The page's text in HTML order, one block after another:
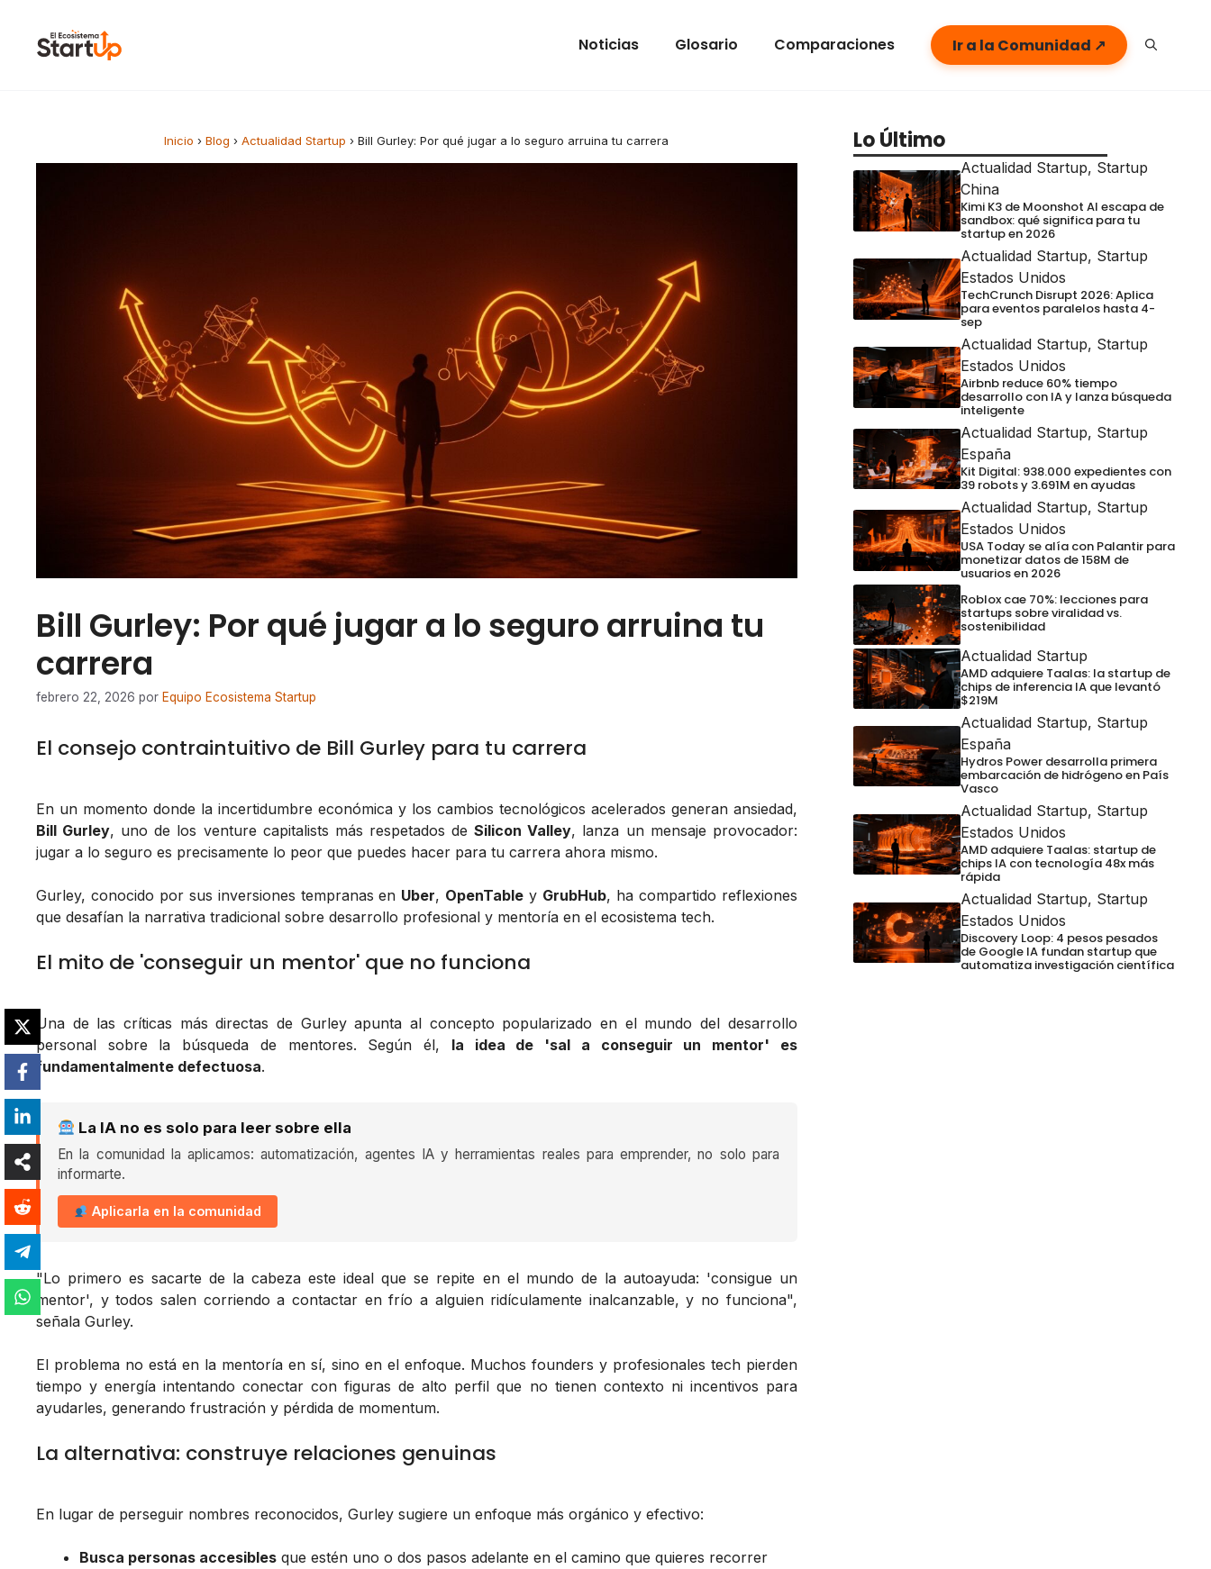
Noticias Glosario Comparaciones Ir a la Comunidad ↗
Inicio › Blog › Actualidad Startup › Bill Gurley: Por qué jugar a lo seguro arruina tu carrera
Bill Gurley: Por qué jugar a lo seguro arruina tu
carrera
febrero 22, 2026 por Equipo Ecosistema Startup
El consejo contraintuitivo de Bill Gurley para tu carrera
En un momento donde la incertidumbre económica y los cambios tecnológicos acelerados generan ansiedad,
Bill Gurley, uno de los venture capitalists más respetados deSilicon Valley, lanza un mensaje provocador:
jugar a lo seguro es precisamente lo peor que puedes hacer para tu carrera ahora mismo.
Gurley, conocido por sus inversiones tempranas en Uber, OpenTable y GrubHub, ha compartido reflexiones
que desafían la narrativa tradicional sobre desarrollo profesional y mentoría en el ecosistema tech.
El mito de 'conseguir un mentor' que no funciona
Una de las críticas más directas de Gurley apunta al concepto popularizado en el mundo del desarrollo
personal sobre la búsqueda de mentores. Según él, la idea de 'sal a conseguir un mentor' es
fundamentalmente defectuosa.
La IA no es solo para leer sobre ella
En la comunidad la aplicamos: automatización, agentes IA y herramientas reales para emprender, no solo para
informarte.
Aplicarla en la comunidad
"Lo primero es sacarte de la cabeza este ideal que se repite en el mundo de la autoayuda: 'consigue un
mentor', y todos salen corriendo a contactar en frío a alguien ridículamente inalcanzable, y no funciona",
señala Gurley.
El problema no está en la mentoría en sí, sino en el enfoque. Muchos founders y profesionales tech pierden
tiempo y energía intentando conectar con figuras de alto perfil que no tienen contexto ni incentivos para
ayudarles, generando frustración y pérdida de momentum.
La alternativa: construye relaciones genuinas
En lugar de perseguir nombres reconocidos, Gurley sugiere un enfoque más orgánico y efectivo:
Busca personas accesibles que estén uno o dos pasos adelante en el camino que quieres recorrer
Lo Último
Actualidad Startup, Startup
China
Kimi K3 de Moonshot AI escapa de
sandbox: qué significa para tu
startup en 2026
Actualidad Startup, Startup
Estados Unidos
TechCrunch Disrupt 2026: Aplica
para eventos paralelos hasta 4-
sep
Actualidad Startup, Startup
Estados Unidos
Airbnb reduce 60% tiempo
desarrollo con IA y lanza búsqueda
inteligente
Actualidad Startup, Startup
España
Kit Digital: 938.000 expedientes con
39 robots y 3.691M en ayudas
Actualidad Startup, Startup
Estados Unidos
USA Today se alía con Palantir para
monetizar datos de 158M de
usuarios en 2026
Roblox cae 70%: lecciones para
startups sobre viralidad vs.
sostenibilidad
Actualidad Startup
AMD adquiere Taalas: la startup de
chips de inferencia IA que levantó
$219M
Actualidad Startup, Startup
España
Hydros Power desarrolla primera
embarcación de hidrógeno en País
Vasco
Actualidad Startup, Startup
Estados Unidos
AMD adquiere Taalas: startup de
chips IA con tecnología 48x más
rápida
Actualidad Startup, Startup
Estados Unidos
Discovery Loop: 4 pesos pesados
de Google IA fundan startup que
automatiza investigación científica